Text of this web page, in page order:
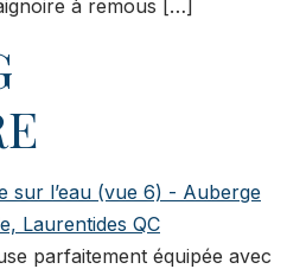
à remous […]
parfaitement équipée avec